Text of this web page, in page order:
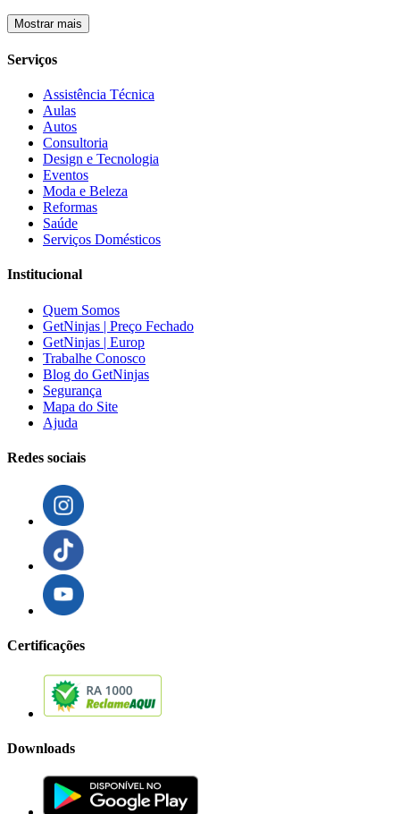
Mostrar mais
Serviços
Assistência Técnica
Aulas
Autos
Consultoria
Design e Tecnologia
Eventos
Moda e Beleza
Reformas
Saúde
Serviços Domésticos
Institucional
Quem Somos
GetNinjas | Preço Fechado
GetNinjas | Europ
Trabalhe Conosco
Blog do GetNinjas
Segurança
Mapa do Site
Ajuda
Redes sociais
Certificações
Downloads